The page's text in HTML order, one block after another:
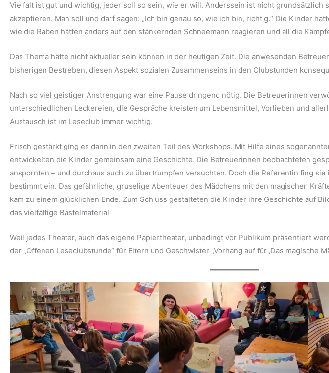
Vielfalt ist gut und wichtig, jeder soll so sein, wie er will. Anderssein ist nicht grundsätzlich
akzeptieren. Man soll und darf sagen: „Ich bin genau so, wie ich bin, richtig.“ Die Kinder
wie die Raben hätten anders auf den stänkernden Schneemann reagieren und all die
Das Thema hätte nicht aktueller sein können in der heutigen Zeit. Die anwesenden
bisherigen Bestreben, diesen Aspekt sozialen Zusammenseins in den Clubstunden
Nach so viel geistiger Anstrengung war eine Pause dringend nötig. Die Betreuerinnen
unterschiedlichen Leckereien, die Gespräche kreisten um Lebensmittel, Vorlieben und
Austausch ist im Leseclub immer wichtig.
Frisch gestärkt ging es dann in den zweiten Teil des Workshops. Mit Hilfe eines
entwickelten die Kinder gemeinsam eine Geschichte. Die Betreuerinnen beobachteten
anspornten – und durchaus auch zu übertrumpfen versuchten. Doch die Referentin fing
bestimmt ein. Das gefährliche, gruselige Abenteuer des Mädchens mit den magischen
kam zu einem glücklichen Ende. Zum Schluss gestalteten die Kinder ihre Geschichte auf
das vielfältige Bastelmaterial.
Weil jedes Theater, auch das eigene Papiertheater, unbedingt vor Publikum präsentiert
der „Offenen Leseclubstunde“ für Eltern und Geschwister „Vorhang auf für ‚Das magische